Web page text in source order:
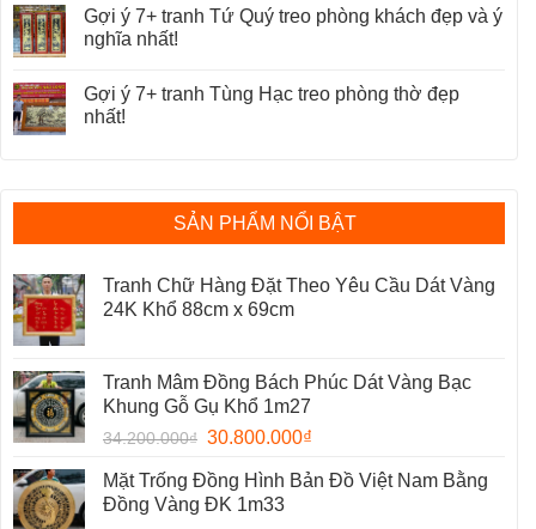
Gợi ý 7+ tranh Tứ Quý treo phòng khách đẹp và ý
nghĩa nhất!
Gợi ý 7+ tranh Tùng Hạc treo phòng thờ đẹp
nhất!
SẢN PHẨM NỔI BẬT
Tranh Chữ Hàng Đặt Theo Yêu Cầu Dát Vàng
24K Khổ 88cm x 69cm
Tranh Mâm Đồng Bách Phúc Dát Vàng Bạc
Khung Gỗ Gụ Khổ 1m27
34.200.000₫ 30.800.000₫
Mặt Trống Đồng Hình Bản Đồ Việt Nam Bằng
Đồng Vàng ĐK 1m33